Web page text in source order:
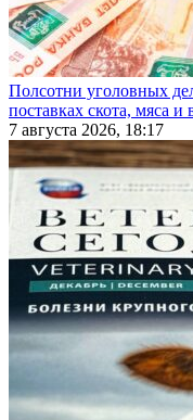
Полсотни уголовных
поставках скота, мяса и
7 августа 2026, 18:17